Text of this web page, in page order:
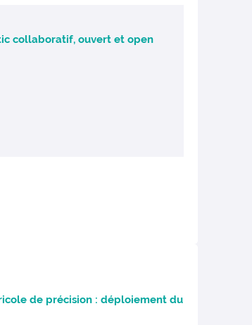
collaboratif, ouvert et open
de précision : déploiement du